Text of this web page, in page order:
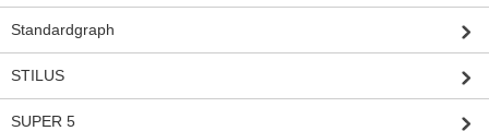
Standardgraph
STILUS
SUPER 5